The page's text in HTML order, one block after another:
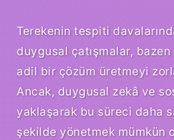
Terekenin tespiti
duygusal çatışmalar, bazen
adil bir çözüm üretmeyi
Ancak, duygusal zekâ ve
yaklaşarak bu süreci daha
şekilde yönetmek mümkün